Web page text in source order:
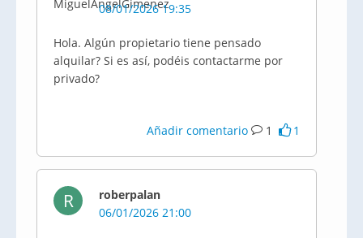
08/01/2026 19:35
Hola. Algún propietario tiene pensado
alquilar? Si es así, podéis contactarme por
privado?
Añadir comentario 1 1
R
roberpalan
06/01/2026 21:00